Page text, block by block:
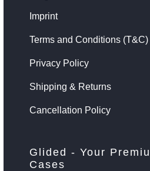
Imprint
Terms and Conditions (T&C)
Privacy Policy
Shipping & Returns
Cancellation Policy
Glided - Your
Cases